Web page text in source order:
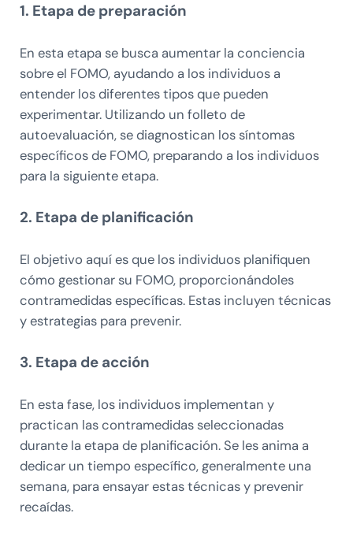
1. Etapa de preparación
En esta etapa se busca aumentar la conciencia
sobre el FOMO, ayudando a los individuos a
entender los diferentes tipos que pueden
experimentar. Utilizando un folleto de
autoevaluación, se diagnostican los síntomas
específicos de FOMO, preparando a los individuos
para la siguiente etapa.
2. Etapa de planificación
El objetivo aquí es que los individuos planifiquen
cómo gestionar su FOMO, proporcionándoles
contramedidas específicas. Estas incluyen técnicas
y estrategias para prevenir.
3. Etapa de acción
En esta fase, los individuos implementan y
practican las contramedidas seleccionadas
durante la etapa de planificación. Se les anima a
dedicar un tiempo específico, generalmente una
semana, para ensayar estas técnicas y prevenir
recaídas.